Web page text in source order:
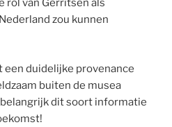
rol van Gerritsen als
zou kunnen
duidelijke provenance
buiten de musea
dit soort informatie